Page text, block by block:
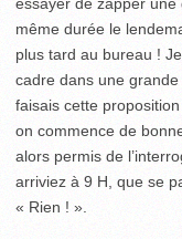
même durée le
plus tard au bureau !
cadre dans une
faisais cette
on commence de
alors permis de
arriviez à 9 H, que se
« Rien ! ».